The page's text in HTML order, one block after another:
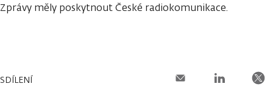
Zprávy měly poskytnout České radiokomunikace.
SDÍLENÍ